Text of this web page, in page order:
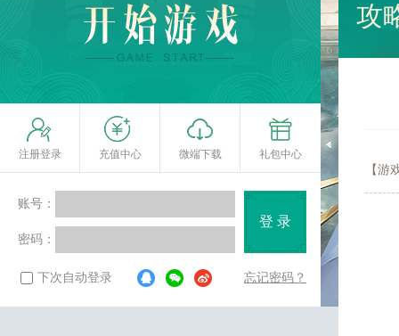
注册登录 充值中心 微端下载 礼包中心
账号：
密码：
登 录
下次自动登录 忘记密码？
攻